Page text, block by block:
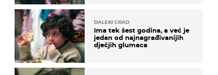
DALEKI GRAD
Ima tek šest godina, a već je
jedan od najnagrađivanijih
dječjih glumaca